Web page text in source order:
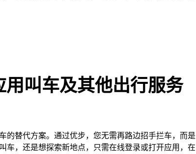
叫车及其他出行服务
的替代方案。通过优步，您无需再路边招手拦车，而是
车，还是想探索新地点，只需在线登录或打开应用，在